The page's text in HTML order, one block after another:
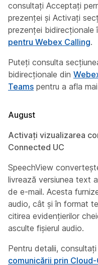
consultați Acceptați
prezenței și Activați
prezenței bidirecționale
pentru Webex Calling.
Puteți consulta
bidirecționale din
Teams pentru a afla
August
Activați vizualizarea
Connected UC
SpeechView
livrează versiunea text
de e-mail. Acesta
audio, cât și în format
citirea evidențierilor
asculte fișierul audio.
Pentru detalii, consultați
comunicării prin